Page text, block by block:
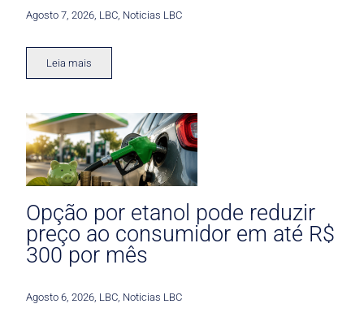
Agosto 7, 2026 LBC Noticias LBC
Leia mais
Opção por etanol pode reduzir
preço ao consumidor em até R$
300 por mês
Agosto 6, 2026 LBC Noticias LBC